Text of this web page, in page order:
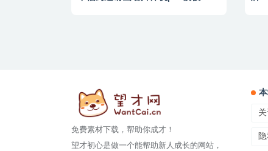
免费素材下载，帮助你成才！
望才初心是做一个能帮助新人成长的网站，